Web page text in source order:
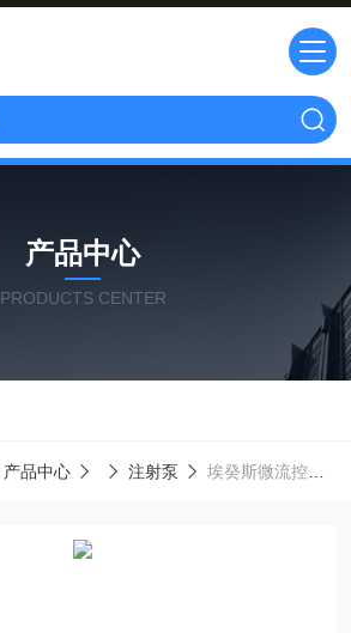
产品中心
PRODUCTS CENTER
产品中心 注射泵 埃癸斯微流控阀10ml流体控制注射泵